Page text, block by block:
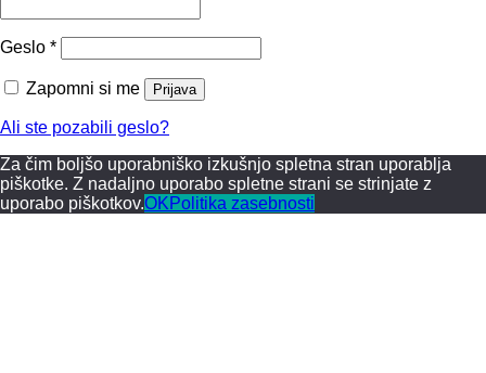
Geslo *Zahtevano
Zapomni si me Prijava
Ali ste pozabili geslo?
Za čim boljšo uporabniško izkušnjo spletna stran uporablja
piškotke. Z nadaljno uporabo spletne strani se strinjate z
uporabo piškotkov.OKPolitika zasebnosti